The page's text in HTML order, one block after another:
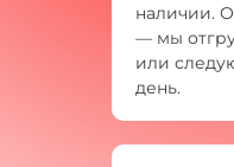
наличии.
— мы
или
день.